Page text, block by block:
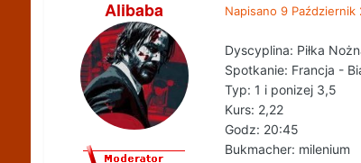
Alibaba Napisano 9 Październik
Dyscyplina: Piłka
Spotkanie: Francja -
Typ: 1 i ponizej 3,5
Kurs: 2,22
Godz: 20:45
Bukmacher: milenium